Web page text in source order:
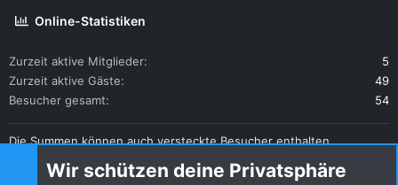
Online-Statistiken
Zurzeit aktive Mitglieder
5
Zurzeit aktive Gäste
49
Besucher gesamt
54
Die Summen können auch versteckte Besucher enthalten.
Wir schützen deine Privatsphäre